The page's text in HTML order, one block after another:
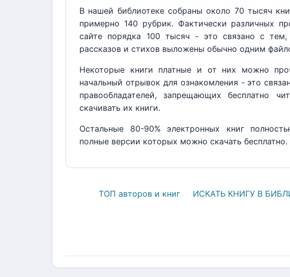
В нашей библиотеке собраны около 70 тысяч
примерно 140 рубрик. Фактически различных
сайте порядка 100 тысяч - это связано с тем,
рассказов и стихов выложены обычно одним
Некоторые книги платные и от них можно
начальный отрывок для ознакомления - это
правообладателей, запрещающих бесплатно
скачивать их книги.
Остальные 80-90% электронных книг
полные версии которых можно скачать бесплатно.
ТОП авторов и книг ИСКАТЬ КНИГУ В